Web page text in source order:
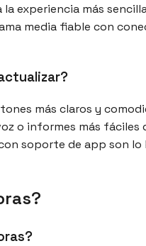
experiencia más
media fiable con
más claros y
o informes más fáciles
soporte de app son